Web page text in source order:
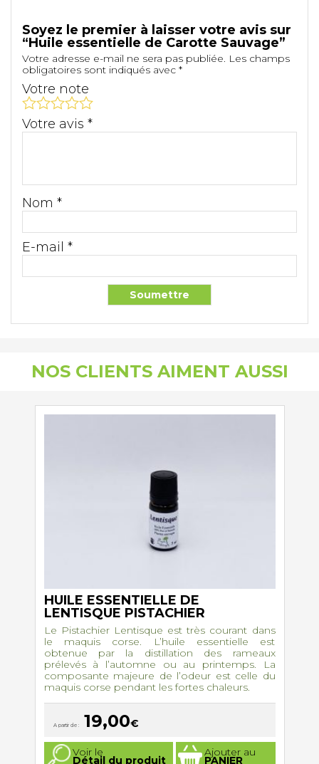
Soyez le premier à laisser votre avis sur
“Huile essentielle de Carotte Sauvage”
Votre adresse e-mail ne sera pas publiée. Les champs
obligatoires sont indiqués avec *
Votre note
Votre avis *
Nom *
E-mail *
NOS CLIENTS AIMENT AUSSI
HUILE ESSENTIELLE DE
LENTISQUE PISTACHIER
Le Pistachier Lentisque est très courant dans
le maquis corse. L’huile essentielle est
obtenue par la distillation des rameaux
prélevés à l’automne ou au printemps. La
composante majeure de l’odeur est celle du
maquis corse pendant les fortes chaleurs.
A partir de : 19,00€
Voir le
Détail du produit
Ajouter au
PANIER
Ce
produit